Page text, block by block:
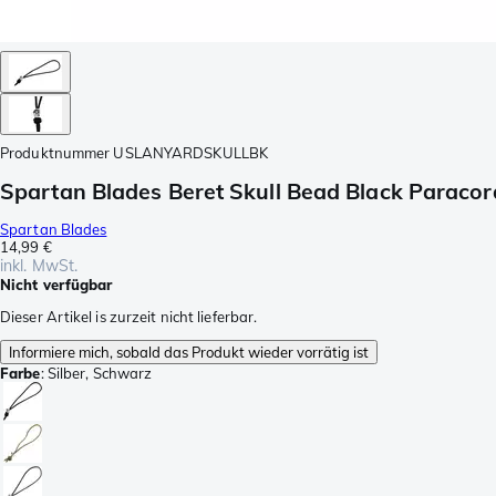
Produktnummer USLANYARDSKULLBK
Spartan Blades Beret Skull Bead Black
Spartan Blades
14,99 €
inkl. MwSt.
Nicht verfügbar
Dieser Artikel is zurzeit nicht lieferbar.
Informiere mich, sobald das Produkt wieder vorrätig ist
Farbe:Silber, Schwarz